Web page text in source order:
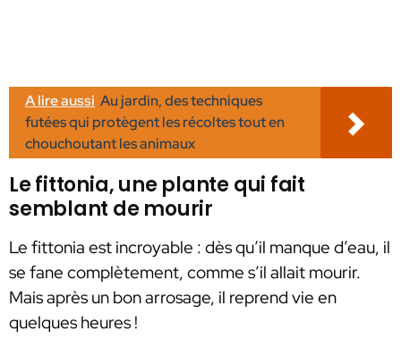
A lire aussi Au jardin, des techniques
futées qui protègent les récoltes tout en
chouchoutant les animaux
Le fittonia, une plante qui fait
semblant de mourir
Le fittonia est incroyable : dès qu’il manque d’eau, il
se fane complètement, comme s’il allait mourir.
Mais après un bon arrosage, il reprend vie en
quelques heures !